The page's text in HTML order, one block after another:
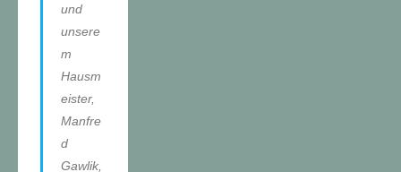
und
unsere
m
Hausm
eister,
Manfre
d
Gawlik,